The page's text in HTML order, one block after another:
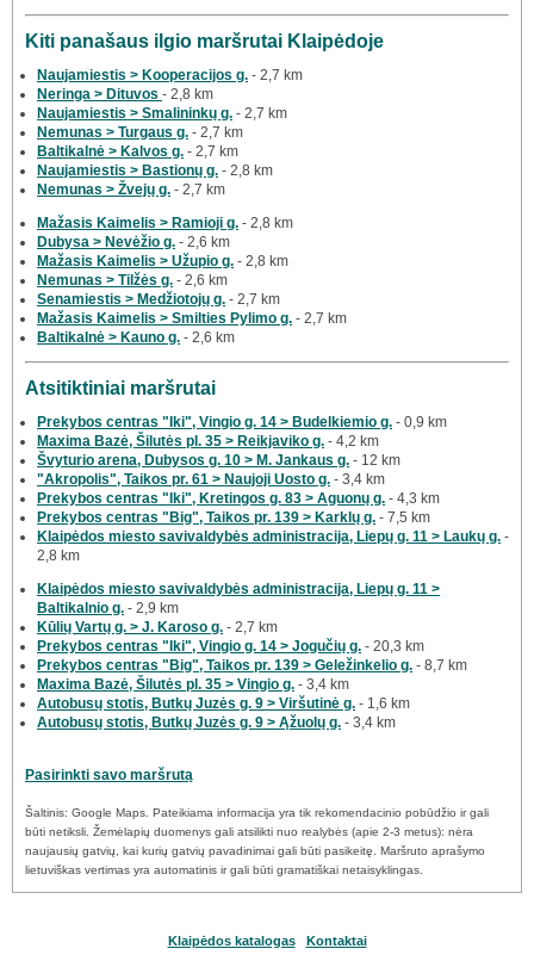
Kiti panašaus ilgio maršrutai Klaipėdoje
Naujamiestis > Kooperacijos g. - 2,7 km
Neringa > Dituvos - 2,8 km
Naujamiestis > Smalininkų g. - 2,7 km
Nemunas > Turgaus g. - 2,7 km
Baltikalnė > Kalvos g. - 2,7 km
Naujamiestis > Bastionų g. - 2,8 km
Nemunas > Žvejų g. - 2,7 km
Mažasis Kaimelis > Ramioji g. - 2,8 km
Dubysa > Nevėžio g. - 2,6 km
Mažasis Kaimelis > Užupio g. - 2,8 km
Nemunas > Tilžės g. - 2,6 km
Senamiestis > Medžiotojų g. - 2,7 km
Mažasis Kaimelis > Smilties Pylimo g. - 2,7 km
Baltikalnė > Kauno g. - 2,6 km
Atsitiktiniai maršrutai
Prekybos centras "Iki", Vingio g. 14 > Budelkiemio g. - 0,9 km
Maxima Bazė, Šilutės pl. 35 > Reikjaviko g. - 4,2 km
Švyturio arena, Dubysos g. 10 > M. Jankaus g. - 12 km
"Akropolis", Taikos pr. 61 > Naujoji Uosto g. - 3,4 km
Prekybos centras "Iki", Kretingos g. 83 > Aguonų g. - 4,3 km
Prekybos centras "Big", Taikos pr. 139 > Karklų g. - 7,5 km
Klaipėdos miesto savivaldybės administracija, Liepų g. 11 > Laukų g. -
2,8 km
Klaipėdos miesto savivaldybės administracija, Liepų g. 11 >
Baltikalnio g. - 2,9 km
Kūlių Vartų g. > J. Karoso g. - 2,7 km
Prekybos centras "Iki", Vingio g. 14 > Jogučių g. - 20,3 km
Prekybos centras "Big", Taikos pr. 139 > Geležinkelio g. - 8,7 km
Maxima Bazė, Šilutės pl. 35 > Vingio g. - 3,4 km
Autobusų stotis, Butkų Juzės g. 9 > Viršutinė g. - 1,6 km
Autobusų stotis, Butkų Juzės g. 9 > Ąžuolų g. - 3,4 km
Pasirinkti savo maršrutą
Šaltinis: Google Maps. Pateikiama informacija yra tik rekomendacinio pobūdžio ir gali
būti netiksli. Žemėlapių duomenys gali atsilikti nuo realybės (apie 2-3 metus): nėra
naujausių gatvių, kai kurių gatvių pavadinimai gali būti pasikeitę. Maršruto aprašymo
lietuviškas vertimas yra automatinis ir gali būti gramatiškai netaisyklingas.
Klaipėdos katalogas Kontaktai